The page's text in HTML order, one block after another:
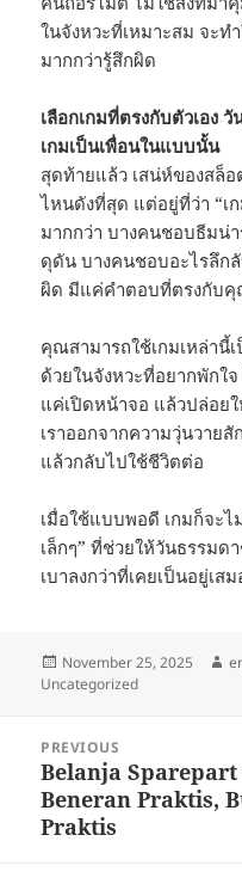
ในจังหวะที่เหมาะสม จะท
มากกว่ารู้สึกผิด
เลือกเกมที่ตรงกับตัวเอง
เกมเป็นเพื่อนในแบบนั้น
สุดท้ายแล้ว เสน่ห์ของสล็อ
ไหนดังที่สุด แต่อยู่ที่ว่า “
มากกว่า บางคนชอบธีมน่
ดุดัน บางคนชอบอะไรลึ
ผิด มีแค่คำตอบที่ตรงกับ
คุณสามารถใช้เกมเหล่านี้
ด้วยในจังหวะที่อยากพักใ
แค่เปิดหน้าจอ แล้วปล่อย
เราออกจากความวุ่นวาย
แล้วกลับไปใช้ชีวิตต่อ
เมื่อใช้แบบพอดี เกมก็จะ
เล็กๆ” ที่ช่วยให้วันธรรมด
เบาลงกว่าที่เคยเป็นอยู่เสม
Posted
on
November 25, 2025
Uncategorized
navigation
PREVIOUS
Previous
post:
Belanja
Beneran Praktis,
Praktis